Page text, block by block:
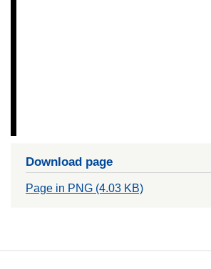
Download page
Page in PNG (4.03 KB)